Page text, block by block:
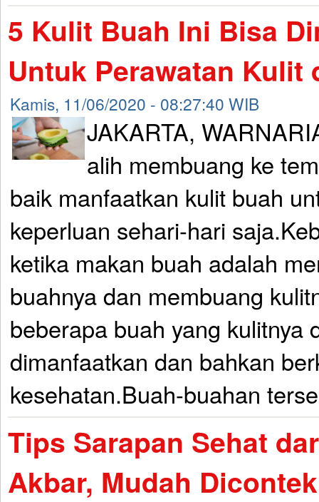
5 Kulit Buah Ini Bisa
Untuk Perawatan Kulit
Kamis, 11/06/2020 - 08:27:40 WIB
JAKARTA,
alih membuang ke
baik manfaatkan kulit buah
keperluan sehari-hari
ketika makan buah adalah
buahnya dan membuang
beberapa buah yang kulitnya
dimanfaatkan dan bahkan
kesehatan.Buah-buahan
Tips Sarapan Sehat
Akbar, Mudah